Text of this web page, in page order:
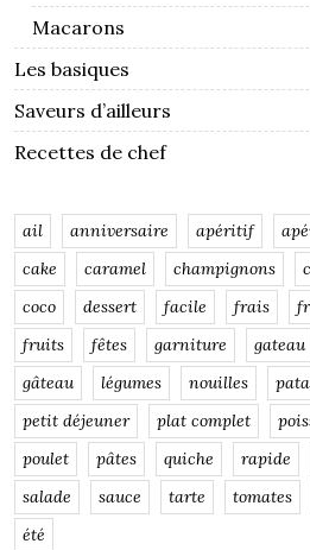
Macarons
Les basiques
Saveurs d’ailleurs
Recettes de chef
ail anniversaire apéritif
cake
caramel champignons
coco
dessert facile frais
fruits
fêtes garniture gateau
gâteau
légumes nouilles
petit déjeuner
plat complet
poulet
pâtes quiche rapide
salade
sauce tarte tomates
été